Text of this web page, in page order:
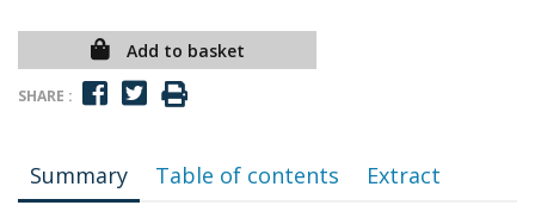
Add to basket
SHARE :
Summary Table of contents Extract